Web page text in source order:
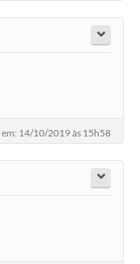
14/10/2019 às 15h58